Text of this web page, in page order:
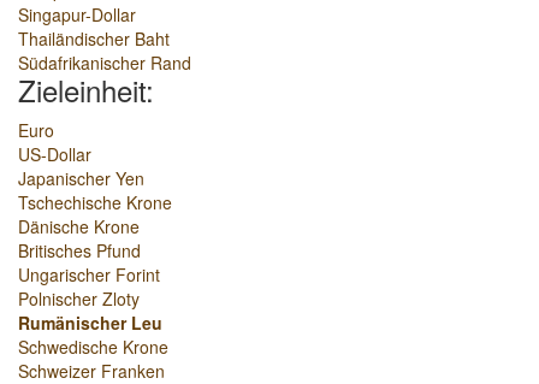
Singapur-Dollar
Thailändischer Baht
Südafrikanischer Rand
Zieleinheit:
Euro
US-Dollar
Japanischer Yen
Tschechische Krone
Dänische Krone
Britisches Pfund
Ungarischer Forint
Polnischer Zloty
Rumänischer Leu
Schwedische Krone
Schweizer Franken